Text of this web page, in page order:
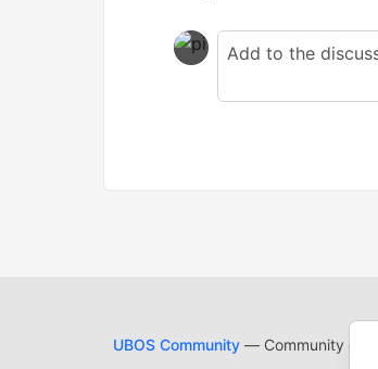
UBOS Community — Community of